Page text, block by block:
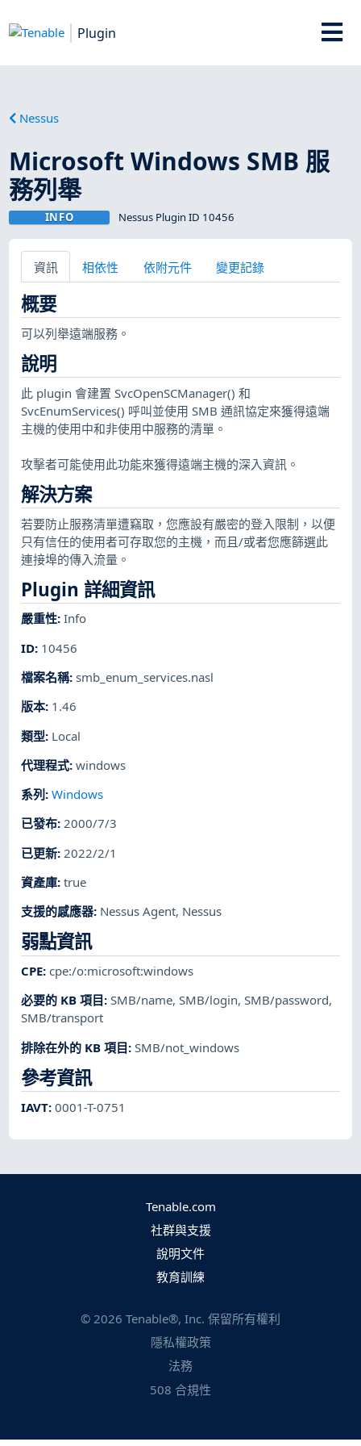
Plugin
Nessus
Microsoft Windows SMB 服
務列舉
INFO Nessus Plugin ID 10456
資訊 相依性 依附元件 變更記錄
概要
可以列舉遠端服務。
說明
此 plugin 會建置 SvcOpenSCManager() 和
SvcEnumServices() 呼叫並使用 SMB 通訊協定來獲得遠端
主機的使用中和非使用中服務的清單。
攻擊者可能使用此功能來獲得遠端主機的深入資訊。
解決方案
若要防止服務清單遭竊取，您應設有嚴密的登入限制，以便
只有信任的使用者可存取您的主機，而且/或者您應篩選此
連接埠的傳入流量。
Plugin 詳細資訊
嚴重性:Info
ID: 10456
檔案名稱:smb_enum_services.nasl
版本: 1.46
類型: Local
代理程式:windows
系列 :Windows
已發布:2000/7/3
已更新: 2022/2/1
資產庫:true
支援的感應器: Nessus Agent, Nessus
弱點資訊
CPE:cpe:/o:microsoft:windows
必要的 KB 項目:SMB/name,SMB/login,SMB/password,
SMB/transport
排除在外的 KB 項目:SMB/not_windows
參考資訊
IAVT:0001-T-0751
Tenable.com
社群與支援
說明文件
教育訓練
© 2026 Tenable®, Inc. 保留所有權利
隱私權政策
法務
508 合規性